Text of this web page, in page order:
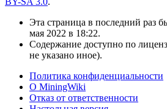
Эта страница в последний раз
мая 2022 в 18:22.
Содержание доступно по
не указано иное).
Политика конфиденциальности
О MiningWiki
Отказ от ответственности